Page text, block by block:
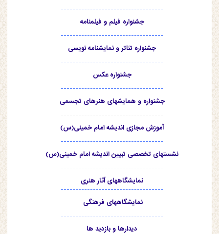
-----------------------------------
جشنواره فیلم و فیلمنامه
-----------------------------------
جشنواره تئاتر و نمایشنامه نویسی
-----------------------------------
جشنواره عکس
-----------------------------------
جشنواره و همایشهای هنرهای تجسمی
-----------------------------------
آموزش مجازی اندیشه امام خمینی(س)
-----------------------------------
نشستهای تخصصی تبیین اندیشه امام خمینی(س)
-----------------------------------
نمایشگاههای آثار هنری
-----------------------------------
نمایشگاههای فرهنگی
-----------------------------------
دیدارها و بازدید ها